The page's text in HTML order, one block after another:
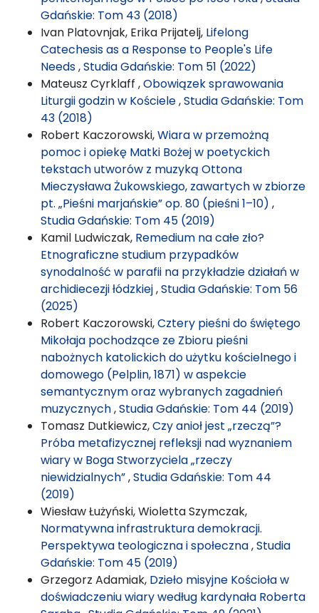
Gdańskie: Tom 43 (2018)
Ivan Platovnjak, Erika Prijatelj, Lifelong
Catechesis as a Response to People's Life
Needs,Studia Gdańskie: Tom 51 (2022)
Mateusz Cyrklaff ,Obowiązek sprawowania
Liturgii godzin w Kościele,Studia Gdańskie: Tom
43 (2018)
Robert Kaczorowski,Wiara w przemożną
pomoc i opiekę Matki Bożej w poetyckich
tekstach utworów z muzyką Ottona
Mieczysława Żukowskiego, zawartych w zbiorze
pt. „Pieśni marjańskie” op. 80 (pieśni 1–10) ,
Studia Gdańskie: Tom 45 (2019)
Kamil Ludwiczak, Remedium na całe zło?
Etnograficzne studium przypadków
synodalność w parafii na przykładzie działań w
archidiecezji łódzkiej,Studia Gdańskie: Tom 56
(2025)
Robert Kaczorowski,Cztery pieśni do świętego
Mikołaja pochodzące ze Zbioru pieśni
nabożnych katolickich do użytku kościelnego i
domowego (Pelplin, 1871) w aspekcie
semantycznym oraz wybranych zagadnień
muzycznych,Studia Gdańskie: Tom 44 (2019)
Tomasz Dutkiewicz,Czy anioł jest „rzeczą”?
Próba metafizycznej refleksji nad wyznaniem
wiary w Boga Stworzyciela „rzeczy
niewidzialnych”,Studia Gdańskie: Tom 44
(2019)
Wiesław Łużyński, Wioletta Szymczak,
Normatywna infrastruktura demokracji.
Perspektywa teologiczna i społeczna,Studia
Gdańskie: Tom 45 (2019)
Grzegorz Adamiak, Dzieło misyjne Kościoła w
doświadczeniu wiary według kardynała Roberta